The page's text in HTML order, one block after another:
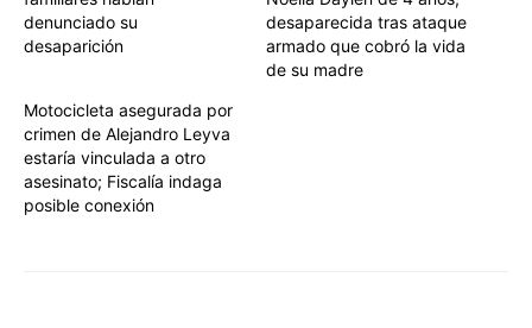
denunciado su
desaparición
desaparecida tras ataque
armado que cobró la vida
de su madre
Motocicleta asegurada por
crimen de Alejandro Leyva
estaría vinculada a otro
asesinato; Fiscalía indaga
posible conexión